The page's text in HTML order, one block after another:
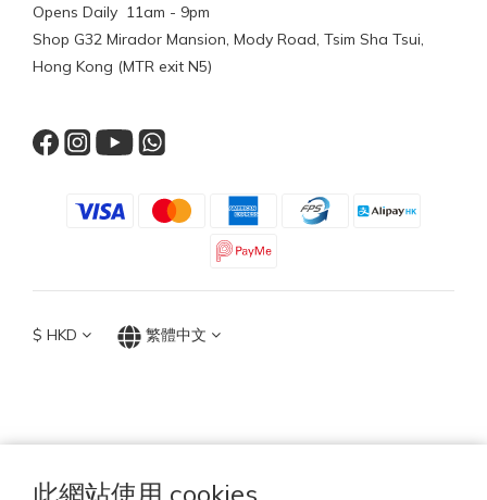
此網站使用 cookies
Opens Daily 11am - 9pm
Shop G32 Mirador Mansion, Mody Road, Tsim Sha Tsui,
Hong Kong (MTR exit N5)
$ HKD 繁體中文
TOP ACCESSORIES GROUP